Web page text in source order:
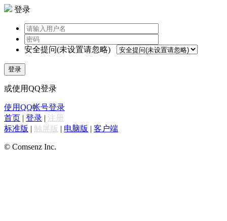
登录
安全提问(未设置请忽略)
登录
或使用QQ登录
使用QQ帐号登录
首页 | 登录 | 注册
标准版 | 触屏版 | 电脑版 | 客户端
© Comsenz Inc.